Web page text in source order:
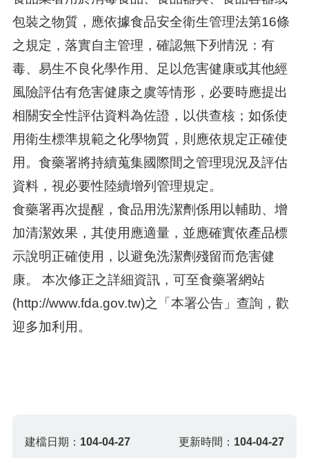
包裝之物質，應依據食品安全衛生管理法第16條
之規定，落實自主管理，確認無下列情況：有
毒、易生不良化學作用、足以危害健康或其他經
風險評估有危害健康之虞等情形，必要時應提出
相關安全性評估資料為佐證，以供查核；如係使
用衛生標準規範之化學物質，則應依規定正確使
用。食藥署將持續蒐集國際間之管理現況及評估
資料，視必要性陸續增列管理規定。
食藥署再次提醒，食品用洗潔劑係用以輔助、增
加清潔效果，其使用應適量，並應確實依產品標
示說明正確使用，以避免洗潔劑殘留而危害健
康。 本次修正之詳細資訊，可至食藥署網站
(http://www.fda.gov.tw)之「本署公告」查詢，歡
迎多加利用。
建檔日期： 104-04-27 更新時間： 104-04-27